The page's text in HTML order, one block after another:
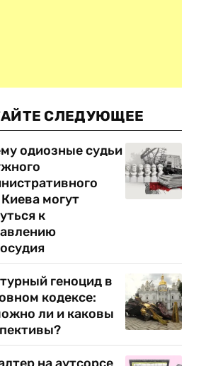
СЛЕДУЮЩЕЕ
одиозные судьи
могут
к
геноцид в
кодексе:
ли и каковы